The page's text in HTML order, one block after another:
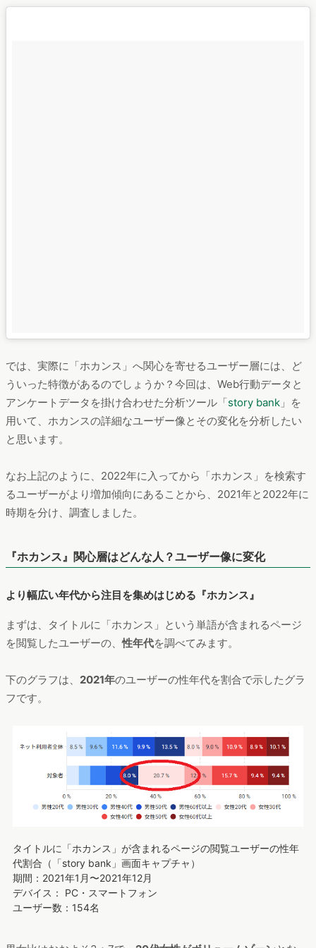
では、実際に「ホカンス」へ関心を寄せるユーザー層には、ど
ういった特徴があるのでしょうか？今回は、Web行動データと
アンケートデータを掛け合わせた分析ツール「story bank 」を
用いて、ホカンスの詳細なユーザー像とその変化を分析したい
と思います。
なお上記のように、2022年に入ってから「ホカンス」を検索す
るユーザーがより増加傾向にあることから、2021年と2022年に
時期を分け、調査しました。
『ホカンス』関心層はどんな人？ユーザー像に変化
より幅広い年代から注目を集めはじめる『ホカンス』
まずは、タイトルに「ホカンス」という単語が含まれるページ
を閲覧したユーザーの、性年代を調べてみます。
下のグラフは、 2021年のユーザーの性年代を割合で示したグラ
フです。
タイトルに「ホカンス」が含まれるページの閲覧ユーザーの性年
代割合（「story bank」画面キャプチャ）
期間：2021年1月〜2021年12月
デバイス： PC・スマートフォン
ユーザー数：154名